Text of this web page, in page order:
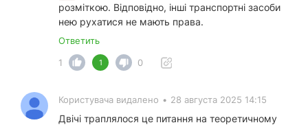
розміткою. Відповідно, інші транспортні засоби
нею рухатися не мають права.
Ответить
1
1 0
Користувача видалено • 28 августа 2025 14:15
Двічі траплялося це питання на теоретичному